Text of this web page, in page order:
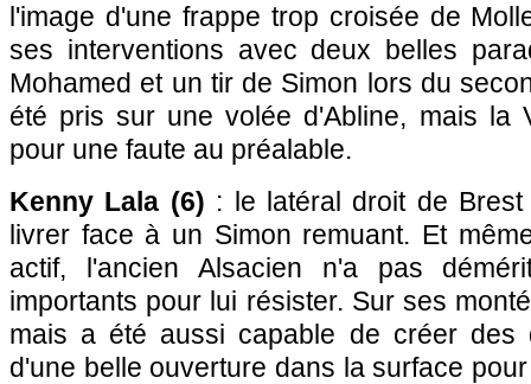
l'image d'une frappe trop croisée de
ses interventions avec deux belles
Mohamed et un tir de Simon lors du
été pris sur une volée d'Abline, mais la
pour une faute au préalable.
Kenny Lala (6) : le latéral droit de
livrer face à un Simon remuant. Et
actif, l'ancien Alsacien n'a pas
importants pour lui résister. Sur ses
mais a été aussi capable de créer des
d'une belle ouverture dans la surface